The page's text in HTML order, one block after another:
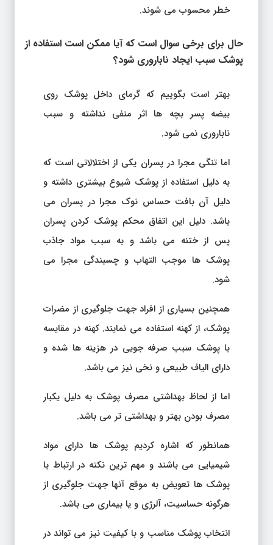
خطر محسوب می شوند.
حال برای برخی سوال است که آیا ممکن است استفاده از
پوشک سبب ایجاد ناباروری شود؟
بهتر است بگوییم که گرمای داخل پوشک روی
بیضه پسر بچه ها اثر منفی نداشته و سبب
ناباروری نمی شود.
اما تنگی مجرا در پسران یکی از اختلالاتی است که
به دلیل استفاده از پوشک شیوع بیشتری داشته و
دلیل آن بافت حساس نوک مجرا در پسران می
باشد. دلیل این اتفاق محکم پوشک کردن پسران
پس از ختنه می باشد و به سبب مواد جاذب
پوشک ها موجب التهاب و چسبندگی مجرا می
شود.
همچنین بسیاری از افراد جهت جلوگیری از مضرات
پوشک، از کهنه استفاده می نمایند. کهنه در مقایسه
با پوشک سبب صرفه جویی در هزینه ها شده و
دارای الیاف طبیعی و نخی نیز می باشد.
اما از لحاظ بهداشتی مصرف پوشک به دلیل یکبار
مصرف بودن بهتر و بهداشتی تر می باشد.
همانطور که اشاره کردیم پوشک ها دارای مواد
شیمیایی می باشند و مهم ترین نکته در ارتباط با
پوشک ها تعویض به موقع آنها جهت جلوگیری از
هرگونه حساسیت، آلرژی و یا بیماری می باشد.
انتخاب پوشک مناسب و با کیفیت نیز می تواند در